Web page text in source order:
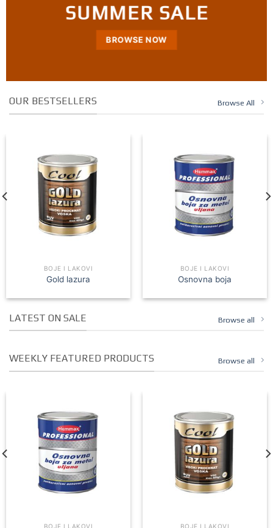
SUMMER SALE
BROWSE NOW
OUR BESTSELLERS Browse All
BOJE I LAKOVI
Gold lazura
BOJE I LAKOVI
Osnovna boja
LATEST ON SALE Browse all
WEEKLY FEATURED PRODUCTS Browse all
BOJE I LAKOVI BOJE I LAKOVI